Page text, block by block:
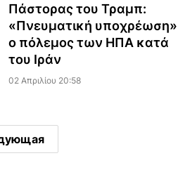
Πάστορας του Τραμπ:
«Πνευματική υποχρέωση»
ο πόλεμος των ΗΠΑ κατά
του Ιράν
02 Απριλίου 20:58